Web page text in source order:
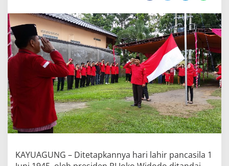
o
J
a
d
i
P
e
m
b
i
n
a
U
p
c
a
KAYUAGUNG – Ditetapkannya hari lahir pancasila 1